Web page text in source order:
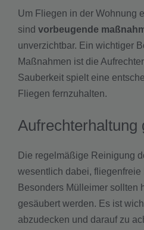
Um Fliegen in der Wohnung
sind vorbeugende
unverzichtbar. Ein wichtiger
Maßnahmen ist die
Sauberkeit spielt eine
Fliegen fernzuhalten.
Aufrechterhaltung
Die regelmäßige Reinigung
wesentlich dabei, fliegenfreie
Besonders Mülleimer sollten
gesäubert werden. Es ist
abzudecken und darauf zu